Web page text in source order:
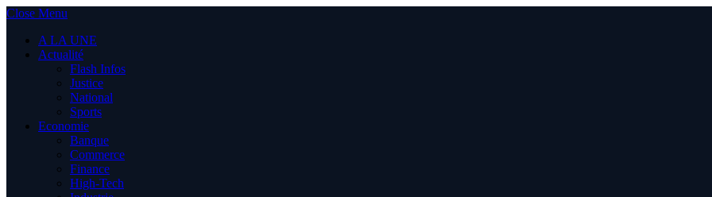
Close Menu
A LA UNE
Actualité
Flash Infos
Justice
National
Sports
Economie
Banque
Commerce
Finance
High-Tech